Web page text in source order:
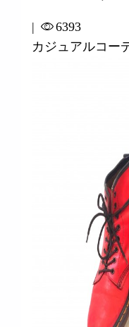
|
6393
カジュアルコー